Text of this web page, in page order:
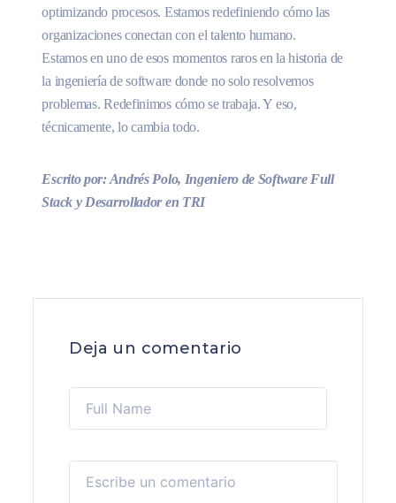
optimizando procesos. Estamos redefiniendo cómo las
organizaciones conectan con el talento humano.
Estamos en uno de esos momentos raros en la historia de
la ingeniería de software donde no solo resolvemos
problemas. Redefinimos cómo se trabaja. Y eso,
técnicamente, lo cambia todo.
Escrito por: Andrés Polo, Ingeniero de Software Full
Stack y Desarrollador en TRI
Deja un comentario